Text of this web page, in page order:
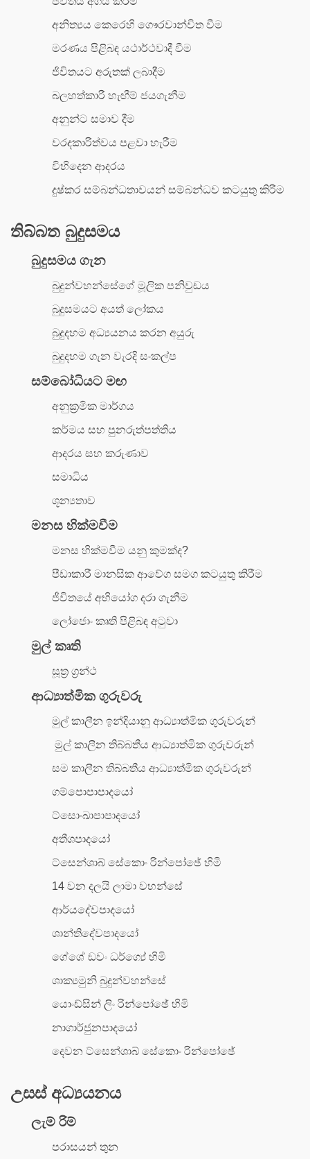
අනිත්‍යය කෙරෙහි ගෞරවාන්විත වීම
මරණය පිළිබඳ යථාර්ථවාදී වීම
ජිවිතයට අරුතක් ලබාදීම
බලහත්කාරී හැඟීම් ජයගැනීම
අනුන්ට සමාව දීම
වරදකාරිත්වය පළවා හැරීම
විහිදෙන ආදරය
දුෂ්කර සම්බන්ධතාවයන් සම්බන්ධව කටයුතු කිරීම
තිබ්බත බුදුසමය
බුදුසමය ගැන
බුදුන්වහන්සේගේ මූලික පනිවුඩය
බුදුසමයට අයත් ලෝකය
බුදුදහම අධ්‍යයනය කරන අයුරු
බුදුදහම ගැන වැරදි සංකල්ප
සම්බෝධියට මඟ
අනුක්‍රමික මාර්ගය
කර්මය සහ පුනරුත්පත්තිය
ආදරය සහ කරුණාව
සමාධිය
ශූන්‍යතාව
මනස හික්මවීම
මනස හික්මවීම යනු කුමක්ද?
පීඩාකාරී මානසික ආවේග සමග කටයුතු කිරීම
ජීවිතයේ අභියෝග දරා ගැනීම
ලෝජොං කෘති පිළිබඳ අටුවා
මුල් කෘති
සූත්‍ර ග්‍රන්ථ
ආධ්‍යාත්මික ගුරුවරු
මුල් කාලීන ඉන්දියානු ආධ්‍යාත්මික ගුරුවරුන්
මුල් කාලීන තිබ්බතීය ආධ්‍යාත්මික ගුරුවරුන්
සම කාලීන තිබ්බතීය ආධ්‍යාත්මික ගුරුවරුන්
ගම්පොපාපාදයෝ
ට්සොංඛාපාපාදයෝ
අතීශපාදයෝ
ට්සෙන්ශාබ් සේකොං රින්පෝඡේ හිමි
14 වන දලයි ලාමා වහන්සේ
ආර්යදේවපාදයෝ
ශාන්තිදේවපාදයෝ
ගේශේ ඞවං ධර්ග්‍යේ හිමි
ශාක්‍යමුනි බුදුන්වහන්සේ
යොංඩ්සින් ලිං රින්පෝඡේ හිමි
නාගාර්ජුනපාදයෝ
දෙවන ට්සෙන්ශාබ් සේකොං රින්පෝඡේ
උසස් අධ්‍යයනය
ලැම් රිම්
පරාසයන් තුන